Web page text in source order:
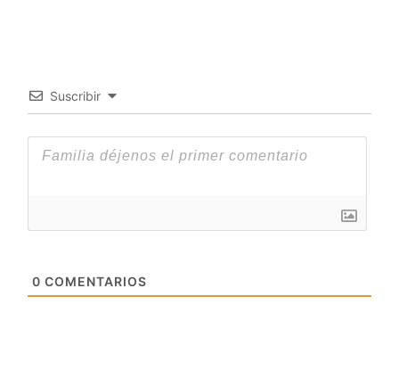
Suscribir
0 COMENTARIOS